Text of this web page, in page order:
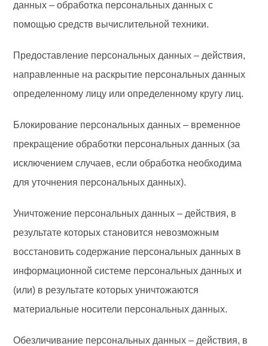
данных – обработка персональных данных с
помощью средств вычислительной техники.
Предоставление персональных данных – действия,
направленные на раскрытие персональных данных
определенному лицу или определенному кругу лиц.
Блокирование персональных данных – временное
прекращение обработки персональных данных (за
исключением случаев, если обработка необходима
для уточнения персональных данных).
Уничтожение персональных данных – действия, в
результате которых становится невозможным
восстановить содержание персональных данных в
информационной системе персональных данных и
(или) в результате которых уничтожаются
материальные носители персональных данных.
Обезличивание персональных данных – действия, в